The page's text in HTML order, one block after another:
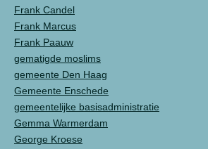
Frank Candel
Frank Marcus
Frank Paauw
gematigde moslims
gemeente Den Haag
Gemeente Enschede
gemeentelijke basisadministratie
Gemma Warmerdam
George Kroese